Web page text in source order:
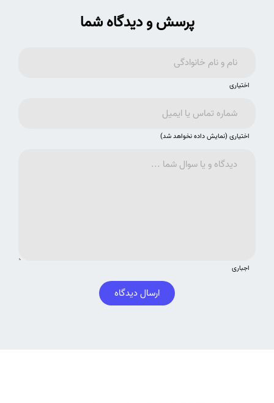
پرسش و دیدگاه شما
اختیاری
اختیاری (نمایش داده نخواهد شد)
اجباری
ارسال دیدگاه